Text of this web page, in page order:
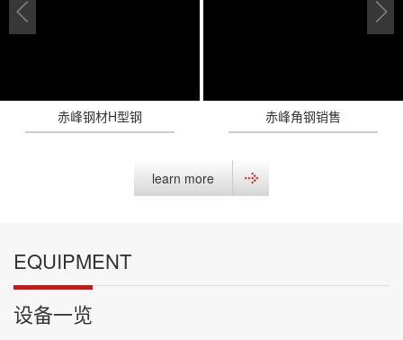
赤峰钢材H型钢 赤峰角钢销售
learn more
EQUIPMENT
设备一览